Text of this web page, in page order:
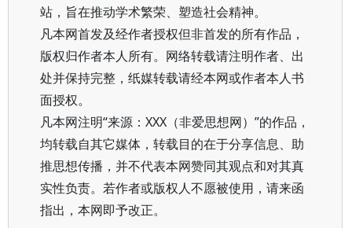
站，旨在推动学术繁荣、塑造社会精神。
凡本网首发及经作者授权但非首发的所有作品，
版权归作者本人所有。网络转载请注明作者、出
处并保持完整，纸媒转载请经本网或作者本人书
面授权。
凡本网注明“来源：XXX（非爱思想网）”的作品，
均转载自其它媒体，转载目的在于分享信息、助
推思想传播，并不代表本网赞同其观点和对其真
实性负责。若作者或版权人不愿被使用，请来函
指出，本网即予改正。